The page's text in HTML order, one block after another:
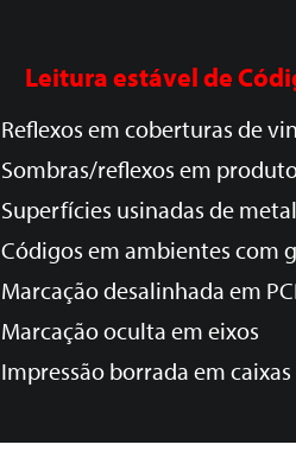
Leitura estável de
Reflexos em coberturas de
Sombras/reflexos em
Superfícies usinadas de
Códigos em ambientes com
Marcação desalinhada em
Marcação oculta em eixos
Impressão borrada em